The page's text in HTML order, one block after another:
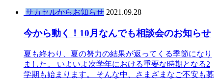
サカセルからお知らせ 2021.09.28
今から動く！10月なんでも相談会のお知らせ
夏も終わり、夏の努力の結果が返ってくる季節になり
ました。 いよいよ次学年における重要な時期となる2
学期も始まります。 そんな中、さまざまなご不安も募